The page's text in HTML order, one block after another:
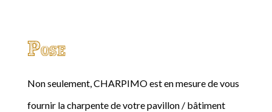
Pose
Non seulement, CHARPIMO est en mesure de vous
fournir la charpente de votre pavillon / bâtiment